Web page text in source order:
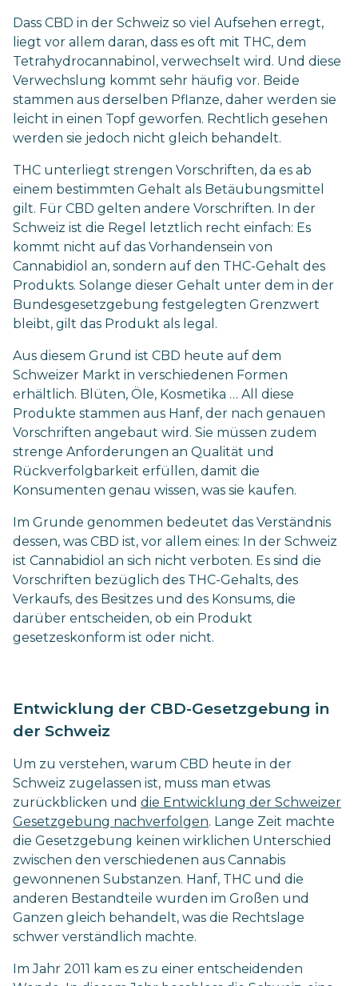
Dass CBD in der Schweiz so viel Aufsehen erregt,
liegt vor allem daran, dass es oft mit THC, dem
Tetrahydrocannabinol, verwechselt wird. Und diese
Verwechslung kommt sehr häufig vor. Beide
stammen aus derselben Pflanze, daher werden sie
leicht in einen Topf geworfen. Rechtlich gesehen
werden sie jedoch nicht gleich behandelt.
THC unterliegt strengen Vorschriften, da es ab
einem bestimmten Gehalt als Betäubungsmittel
gilt. Für CBD gelten andere Vorschriften. In der
Schweiz ist die Regel letztlich recht einfach: Es
kommt nicht auf das Vorhandensein von
Cannabidiol an, sondern auf den THC-Gehalt des
Produkts. Solange dieser Gehalt unter dem in der
Bundesgesetzgebung festgelegten Grenzwert
bleibt, gilt das Produkt als legal.
Aus diesem Grund ist CBD heute auf dem
Schweizer Markt in verschiedenen Formen
erhältlich. Blüten, Öle, Kosmetika … All diese
Produkte stammen aus Hanf, der nach genauen
Vorschriften angebaut wird. Sie müssen zudem
strenge Anforderungen an Qualität und
Rückverfolgbarkeit erfüllen, damit die
Konsumenten genau wissen, was sie kaufen.
Im Grunde genommen bedeutet das Verständnis
dessen, was CBD ist, vor allem eines: In der Schweiz
ist Cannabidiol an sich nicht verboten. Es sind die
Vorschriften bezüglich des THC-Gehalts, des
Verkaufs, des Besitzes und des Konsums, die
darüber entscheiden, ob ein Produkt
gesetzeskonform ist oder nicht.
Entwicklung der CBD-Gesetzgebung in
der Schweiz
Um zu verstehen, warum CBD heute in der
Schweiz zugelassen ist, muss man etwas
zurückblicken und die Entwicklung der Schweizer
Gesetzgebung nachverfolgen. Lange Zeit machte
die Gesetzgebung keinen wirklichen Unterschied
zwischen den verschiedenen aus Cannabis
gewonnenen Substanzen. Hanf, THC und die
anderen Bestandteile wurden im Großen und
Ganzen gleich behandelt, was die Rechtslage
schwer verständlich machte.
Im Jahr 2011 kam es zu einer entscheidenden